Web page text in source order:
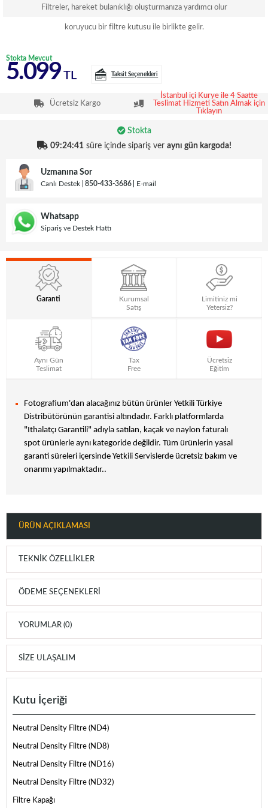
Filtreler, hareket bulanıklığı oluşturmanıza yardımcı olur
koruyucu bir filtre kutusu ile birlikte gelir.
Stokta Mevcut
5.099 TL Taksit Seçenekleri
Ücretsiz Kargo
İstanbul içi Kurye ile 4 Saatte
Teslimat Hizmeti Satın Almak için
Tıklayın
Stokta
09:24:41süre içinde sipariş ver aynı gün kargoda!
Uzmanına Sor
Canlı Destek 850-433-3686 E-mail
Whatsapp
Sipariş ve Destek Hattı
Garanti
Kurumsal
Satış
Limitiniz mi
Yetersiz?
Aynı Gün
Teslimat
Tax
Free
Ücretsiz
Eğitim
Fotografium'dan alacağınız bütün ürünler Yetkili Türkiye
Distribütörünün garantisi altındadır. Farklı platformlarda
"Ithalatçı Garantili" adıyla satılan, kaçak ve naylon faturalı
spot ürünlerle aynı kategoride değildir. Tüm ürünlerin yasal
garanti süreleri içersinde Yetkili Servislerde ücretsiz bakım ve
onarımı yapılmaktadır..
ÜRÜN AÇIKLAMASI
TEKNIK ÖZELLIKLER
ÖDEME SEÇENEKLERI
YORUMLAR (0)
SIZE ULAŞALIM
Kutu İçeriği
Neutral Density Filtre (ND4)
Neutral Density Filtre (ND8)
Neutral Density Filtre (ND16)
Neutral Density Filtre (ND32)
Filtre Kapağı